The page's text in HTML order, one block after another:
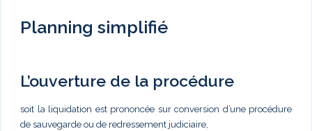
Planning simplifié
L’ouverture de la procédure
soit la liquidation est prononcée sur conversion d’une procédure
de sauvegarde ou de redressement judiciaire,